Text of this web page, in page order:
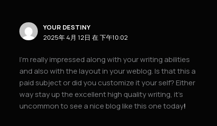
YOUR DESTINY
2025年 4月 12日 在 下午10:02
I’m really impressed along with your writing abilities
and also with the layout in your weblog. Is that this a
paid subject or did you customize it your self? Either
way stay up the excellent high quality writing, it’s
uncommon to see a nice blog like this one today!